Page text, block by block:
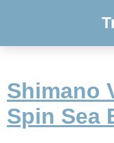
Shimano
Spin Sea